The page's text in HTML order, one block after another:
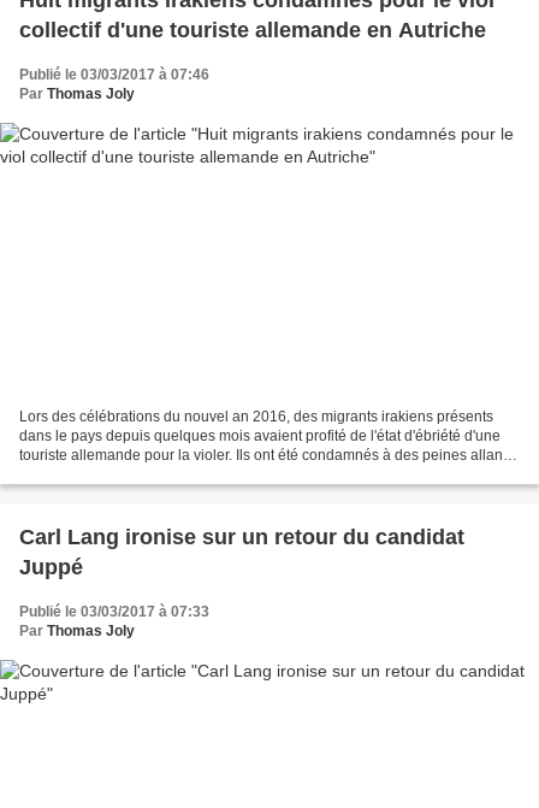
collectif d'une touriste allemande en Autriche
Publié le 03/03/2017 à 07:46
Par Thomas Joly
Lors des célébrations du nouvel an 2016, des migrants irakiens présents
dans le pays depuis quelques mois avaient profité de l'état d'ébriété d'une
touriste allemande pour la violer. Ils ont été condamnés à des peines allant
Carl Lang ironise sur un retour du candidat
Juppé
Publié le 03/03/2017 à 07:33
Par Thomas Joly